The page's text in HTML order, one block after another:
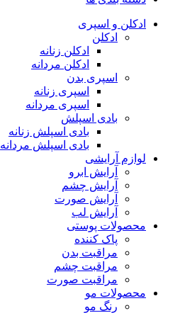
ادکلن و اسپری
ادکلن
ادکلن زنانه
ادکلن مردانه
اسپری بدن
اسپری زنانه
اسپری مردانه
بادی اسپلش
بادی اسپلش زنانه
بادی اسپلش مردانه
لوازم آرایشی
آرایش ابرو
آرایش چشم
آرایش صورت
آرایش لب
محصولات پوستی
پاک کننده
مراقبت بدن
مراقبت چشم
مراقبت صورت
محصولات مو
رنگ مو